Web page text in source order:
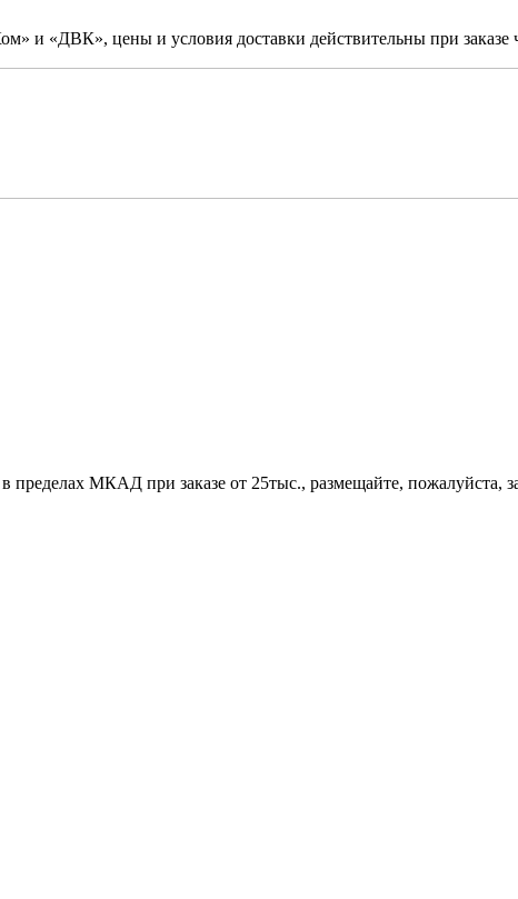
и «ДВК», цены и условия доставки действительны при заказе
пределах МКАД при заказе от 25тыс., размещайте, пожалуйста,